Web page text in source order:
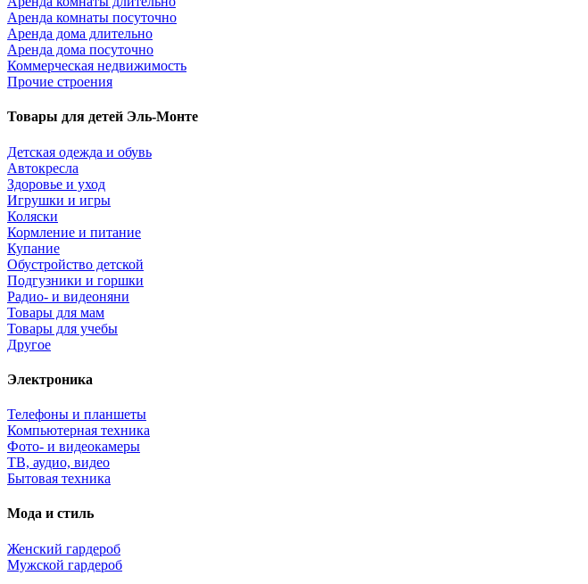
Аренда комнаты посуточно
Аренда дома длительно
Аренда дома посуточно
Коммерческая недвижимость
Прочие строения
Товары для детей Эль-Монте
Детская одежда и обувь
Автокресла
Здоровье и уход
Игрушки и игры
Коляски
Кормление и питание
Купание
Обустройство детской
Подгузники и горшки
Радио- и видеоняни
Товары для мам
Товары для учебы
Другое
Электроника
Телефоны и планшеты
Компьютерная техника
Фото- и видеокамеры
ТВ, аудио, видео
Бытовая техника
Мода и стиль
Женский гардероб
Мужской гардероб